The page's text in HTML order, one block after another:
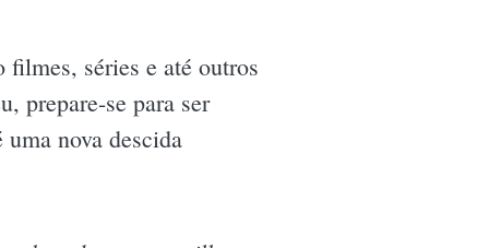
filmes, séries e até outros
prepare-se para ser
nova descida